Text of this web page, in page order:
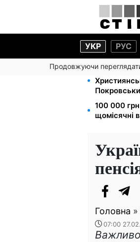
УКР РУС
ПродовжуючиМавіки,
100 000 грн
щомісячні
Головна »
07:00